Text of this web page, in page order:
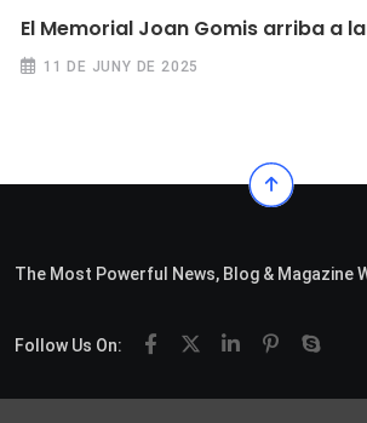
El Memorial Joan Gomis arriba a
11 DE JUNY DE 2025
The Most Powerful News, Blog & Magazine
Follow Us On: